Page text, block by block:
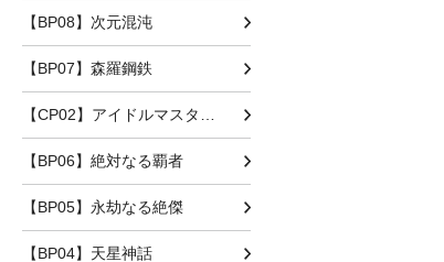
【BP08】次元混沌
【BP07】森羅鋼鉄
【BP06】絶対なる覇者
【BP05】永劫なる絶傑
【BP04】天星神話